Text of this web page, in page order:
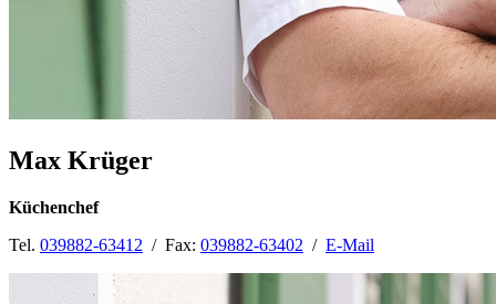
Max Krüger
Küchenchef
Tel. 039882-63412 / Fax: 039882-63402 / E-Mail